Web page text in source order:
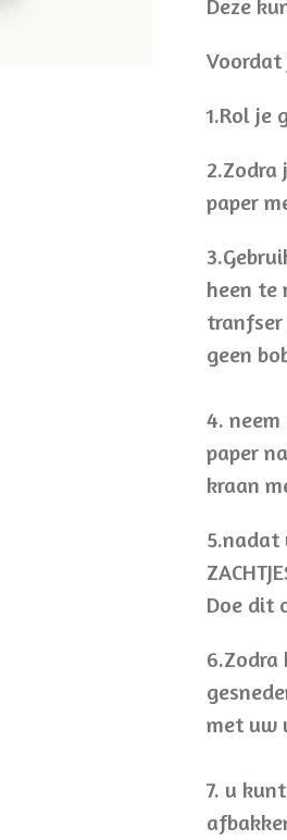
Deze
1.Rol je
paper
heen te
tranfser
geen
4.
paper
kraan
5.nadat
Doe dit
met uw
7. u